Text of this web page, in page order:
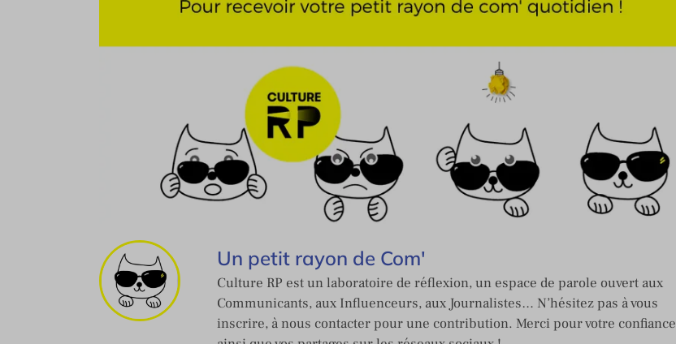
Un petit rayon de Com'
Culture RP est un laboratoire de réflexion, un espace de parole ouvert aux
Communicants, aux Influenceurs, aux Journalistes… N’hésitez pas à vous
inscrire, à nous contacter pour une contribution. Merci pour votre confiance